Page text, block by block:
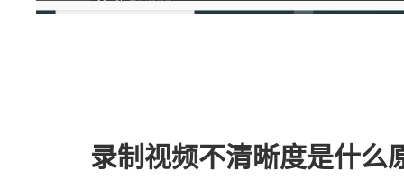
录制视频不清晰度是什么